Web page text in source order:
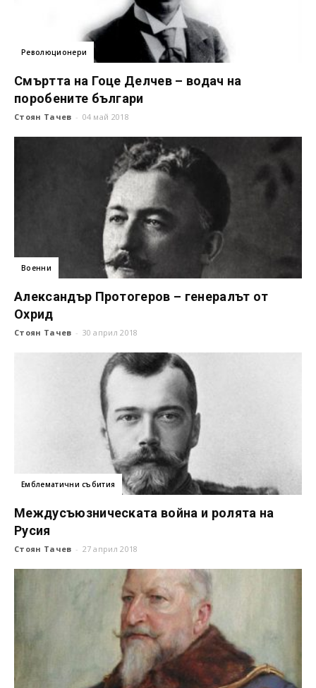
Революционери
Смъртта на Гоце Делчев – водач на
поробените българи
Стоян Тачев - 04 май 2018
Военни
Александър Протогеров – генералът от
Охрид
Стоян Тачев - 30 април 2018
Емблематични събития
Междусъюзническата война и ролята на
Русия
Стоян Тачев - 27 април 2018